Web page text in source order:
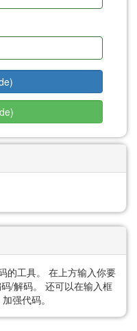
的工具。 在上方输入你要
/解码。 还可以在输入框
强代码。